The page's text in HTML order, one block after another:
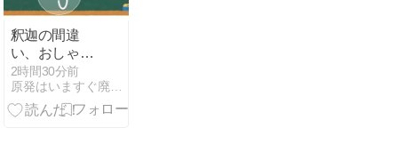
釈迦の間違
い、おしゃか
論「我（アー
トマン）はあ
りま～す」、
2時間30分前
原発はいますぐ廃止せよ